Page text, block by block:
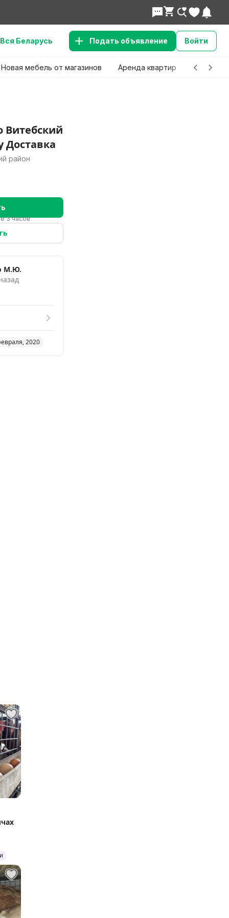
Вся Беларусь Подать объявление Войти
Новая мебель от магазинов Аренда квартир Детские
Витебский
Доставка
район
3 часов
М.Ю.
2020